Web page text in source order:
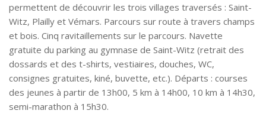
permettent de découvrir les trois villages traversés : Saint-
Witz, Plailly et Vémars. Parcours sur route à travers champs
et bois. Cinq ravitaillements sur le parcours. Navette
gratuite du parking au gymnase de Saint-Witz (retrait des
dossards et des t-shirts, vestiaires, douches, WC,
consignes gratuites, kiné, buvette, etc.). Départs : courses
des jeunes à partir de 13h00, 5 km à 14h00, 10 km à 14h30,
semi-marathon à 15h30.